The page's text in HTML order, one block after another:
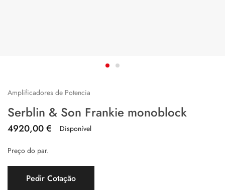
Amplificadores de Potencia
Serblin & Son Frankie monoblock
4920,00€ Disponível
Preço do par.
Pedir Cotação